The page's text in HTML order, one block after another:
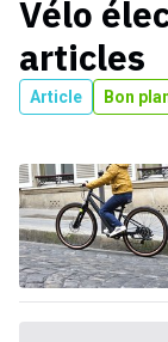
Vélo
articles
Article Bon